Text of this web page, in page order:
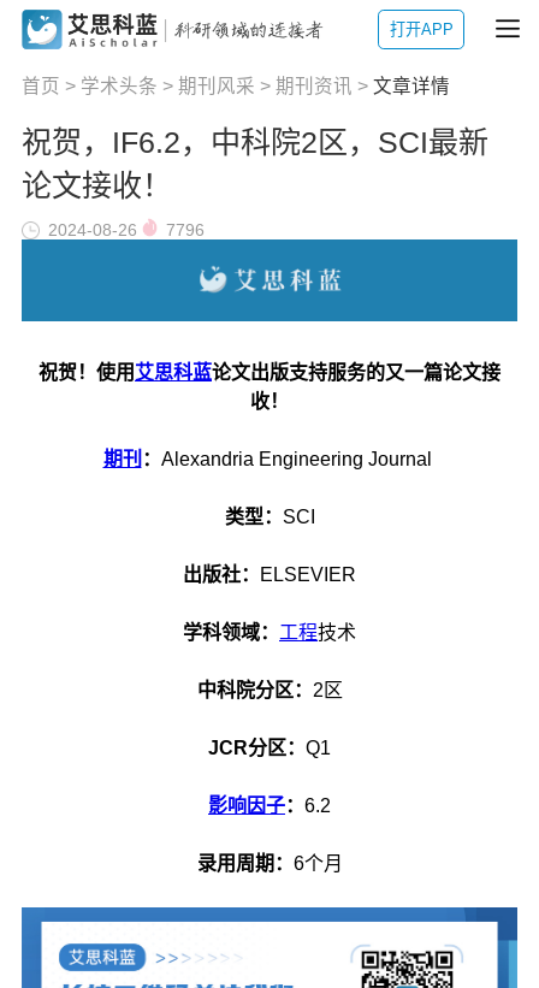
打开APP
首页 > 学术头条 > 期刊风采 > 期刊资讯 > 文章详情
祝贺，IF6.2，中科院2区，SCI最新
论文接收！
2024-08-26 7796
祝贺！ 使用 艾思科蓝论文出版支持服务的又一篇论文接
收！
期刊 ： Alexandria Engineering Journal
类型： SCI
出版社： ELSEVIER
学科领域： 工程技术
中科院分区： 2区
JCR分区： Q1
影响因子： 6.2
录用周期： 6个月